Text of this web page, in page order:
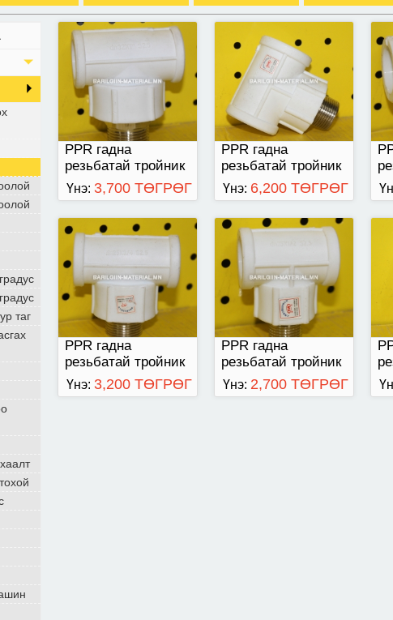
таг
PPR гадна
резьбатай тройник
Үнэ: 3,700 ТӨГРӨГ
PPR гадна
резьбатай тройник
Үнэ: 6,200 ТӨГРӨГ
PPR гадна
резьбатай тройник
25-20
Үнэ: 3,200 ТӨГРӨГ
PPR гадна
резьбатай тройник
25-15
Үнэ: 2,700 ТӨГРӨГ